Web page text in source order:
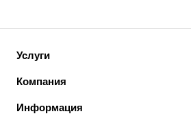
Услуги
Компания
Информация